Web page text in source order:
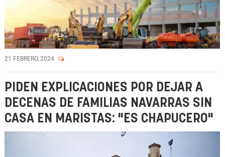
21 FEBRERO, 2024
PIDEN EXPLICACIONES POR DEJAR A
DECENAS DE FAMILIAS NAVARRAS SIN
CASA EN MARISTAS: "ES CHAPUCERO"